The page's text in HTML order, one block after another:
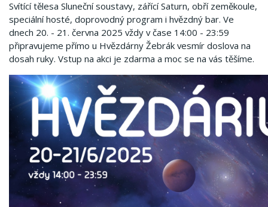
Svítící tělesa Sluneční soustavy, zářící Saturn, obří zeměkoule,
speciální hosté, doprovodný program i hvězdný bar. Ve
dnech 20. - 21. června 2025 vždy v čase 14:00 - 23:59
připravujeme přímo u Hvězdárny Žebrák vesmír doslova na
dosah ruky. Vstup na akci je zdarma a moc se na vás těšíme.